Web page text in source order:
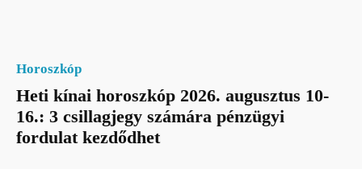
Horoszkóp
Heti kínai horoszkóp 2026. augusztus 10-
16.: 3 csillagjegy számára pénzügyi
fordulat kezdődhet